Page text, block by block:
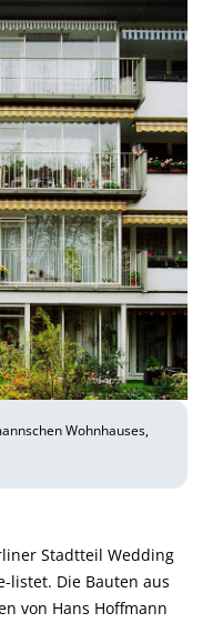
Wohnhauses,
Stadtteil Wedding
listet. Die Bauten aus
von Hans Hoffmann